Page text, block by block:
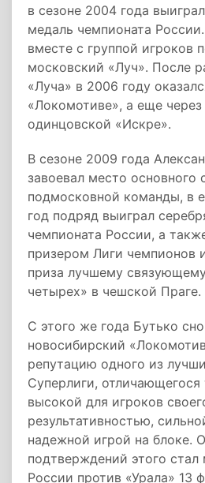
в сезоне 2004 года
медаль чемпионата
вместе с группой игроков
московский «Луч». После
«Луча» в 2006 году
«Локомотиве», а еще через
одинцовской «Искре».
В сезоне 2009 года
завоевал место основного
подмосковной команды, в
год подряд выиграл
чемпионата России, а
призером Лиги чемпионов
приза лучшему
четырех» в чешской Праге.
С этого же года Бутько
новосибирский
репутацию одного из
Суперлиги,
высокой для игроков
результативностью,
надежной игрой на блоке.
подтверждений этого стал
России против «Урала» 13